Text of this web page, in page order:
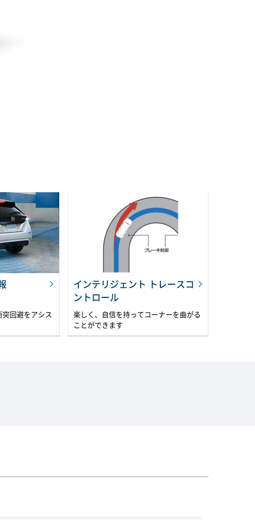
回避をアシス
インテリジェント トレースコ
ントロール
楽しく、自信を持ってコーナーを曲がる
ことができます